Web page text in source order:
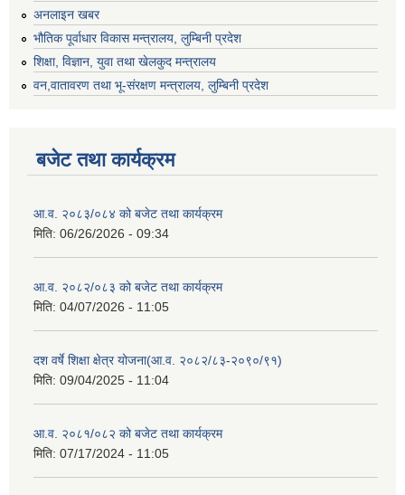
अनलाइन खबर
भौतिक पूर्वाधार विकास मन्त्रालय, लुम्बिनी प्रदेश
शिक्षा, विज्ञान, युवा तथा खेलकुद मन्‍‍त्रालय
वन,वातावरण तथा भू-संरक्षण मन्त्रालय, लुम्बिनी प्रदेश
बजेट तथा कार्यक्रम
आ.व. २०८३/०८४ को बजेट तथा कार्यक्रम
मिति: 06/26/2026 - 09:34
आ.व. २०८२/०८३ को बजेट तथा कार्यक्रम
मिति: 04/07/2026 - 11:05
दश वर्षे शिक्षा क्षेत्र योजना(आ.व. २०८२/८३-२०९०/९१)
मिति: 09/04/2025 - 11:04
आ.व. २०८१/०८२ को बजेट तथा कार्यक्रम
मिति: 07/17/2024 - 11:05